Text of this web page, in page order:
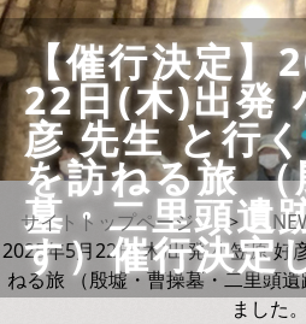
【催行決定】
22日(木)出発
彦 先生 と行
を訪ねる旅
墓・二里頭遺
す）催行決定
サイトトップページ >
2025年5月22日(木)出発 小笠原 好
ねる旅 （殷墟・曹操墓・二里頭
ました。